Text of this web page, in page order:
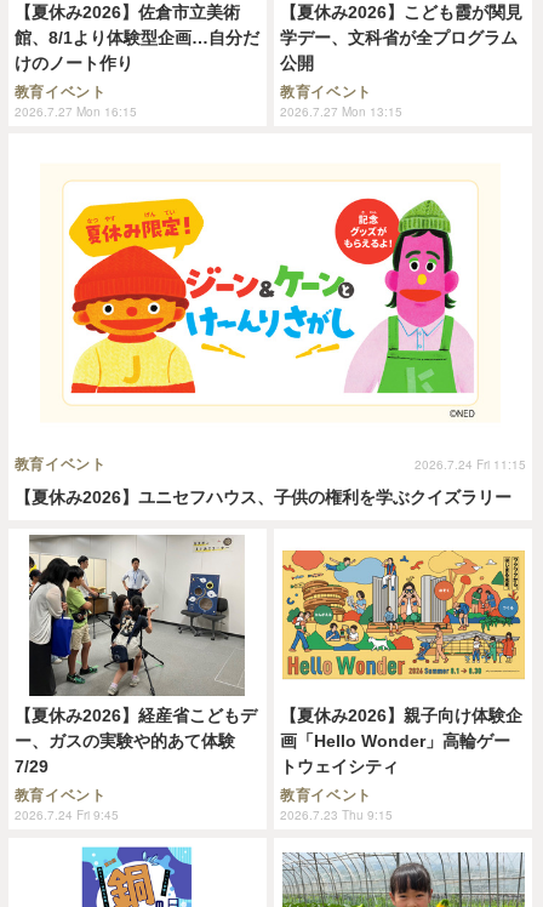
【夏休み2026】佐倉市立美術
館、8/1より体験型企画…自分だ
けのノート作り
教育イベント
2026.7.27 Mon 16:15
【夏休み2026】こども霞が関見
学デー、文科省が全プログラム
公開
教育イベント
2026.7.27 Mon 13:15
【夏休み2026】ユニセフハウス、子供の権利を学ぶクイズラリー
教育イベント 2026.7.24 Fri 11:15
【夏休み2026】経産省こどもデ
ー、ガスの実験や的あて体験
7/29
教育イベント
2026.7.24 Fri 9:45
【夏休み2026】親子向け体験企
画「Hello Wonder」高輪ゲー
トウェイシティ
教育イベント
2026.7.23 Thu 9:15